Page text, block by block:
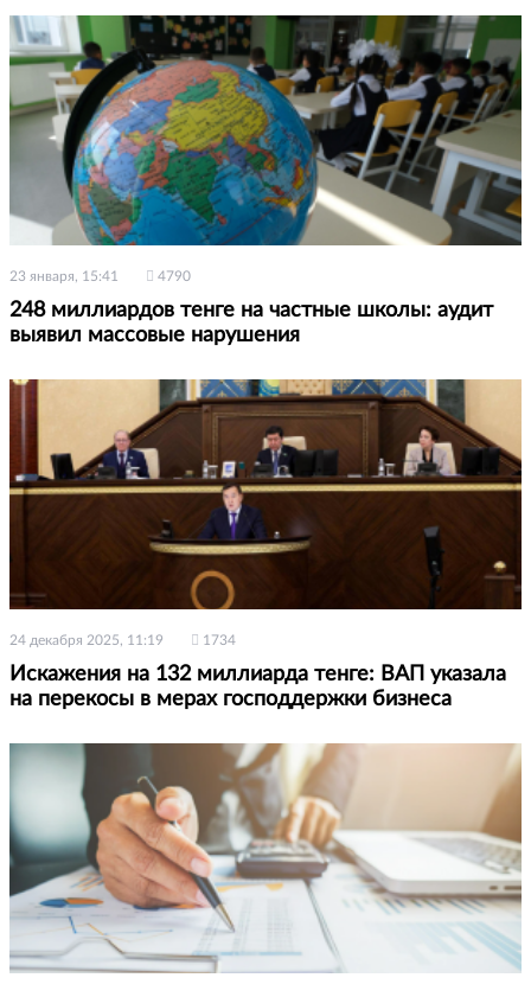
23 января, 15:41 4790
248 миллиардов тенге на частные школы: аудит
выявил массовые нарушения
24 декабря 2025, 11:19 1734
Искажения на 132 миллиарда тенге: ВАП указала
на перекосы в мерах господдержки бизнеса